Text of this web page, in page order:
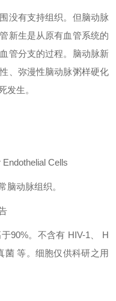
没有支持组织。但脑动脉
新生是从原有血管系统的
管分支的过程。脑动脉新
、弥漫性脑动脉粥样硬化
发生。
Cells
脑动脉组织。
90%。不含有 HIV-1、 H
菌 等。细胞仅供科研之用